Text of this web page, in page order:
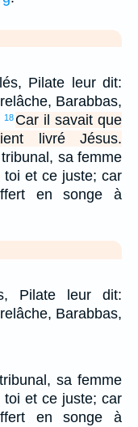
Pilate leur dit:
Barabbas,
18 Car il savait que
livré Jésus.
sa femme
toi et ce juste; car
en songe à
Pilate leur dit:
Barabbas,
sa femme
toi et ce juste; car
en songe à